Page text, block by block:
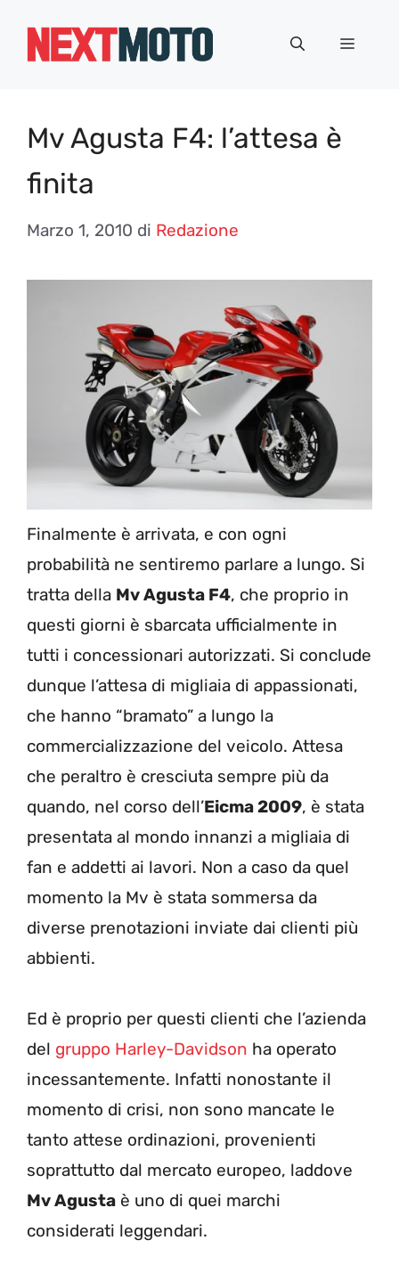
Menu
Mv Agusta F4: l’attesa è
finita
Marzo 1, 2010 di Redazione
Finalmente è arrivata, e con ogni
probabilità ne sentiremo parlare a lungo. Si
tratta della Mv Agusta F4, che proprio in
questi giorni è sbarcata ufficialmente in
tutti i concessionari autorizzati. Si conclude
dunque l’attesa di migliaia di appassionati,
che hanno “bramato” a lungo la
commercializzazione del veicolo. Attesa
che peraltro è cresciuta sempre più da
quando, nel corso dell’Eicma 2009, è stata
presentata al mondo innanzi a migliaia di
fan e addetti ai lavori. Non a caso da quel
momento la Mv è stata sommersa da
diverse prenotazioni inviate dai clienti più
abbienti.
Ed è proprio per questi clienti che l’azienda
del gruppo Harley-Davidson ha operato
incessantemente. Infatti nonostante il
momento di crisi, non sono mancate le
tanto attese ordinazioni, provenienti
soprattutto dal mercato europeo, laddove
Mv Agusta è uno di quei marchi
considerati leggendari.